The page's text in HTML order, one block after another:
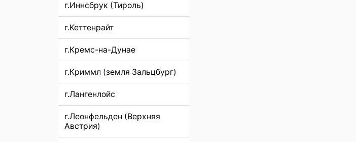
г.Иннсбрук (Тироль)
г.Кеттенрайт
г.Кремс-на-Дунае
г.Криммл (земля Зальцбург)
г.Лангенлойс
г.Леонфельден (Верхняя
Австрия)